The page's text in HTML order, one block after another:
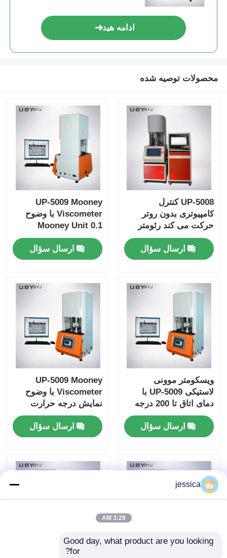
ادامه هید
محصولات توصیه شده
UP-5008 کنترل
کامپیوتری بدون روتر
حرکت می کند رئومتر
برای لاستیک با وضوح
0.01 ° C
ارسال سؤال
UP-5009 Mooney
Viscometer با وضوح
0.1 Mooney Unit
Torque و کنترل دمای
محیط ~ 200 °C برای
آزمایش لاستیک
ارسال سؤال
ویسکومتر موونی
لاستیکی UP-5009 با
دمای اتاق تا 200 درجه
سانتیگراد، ساخت فولاد
ضد زنگ آینه ای و ثبات
حدود 210 کیلوگرم
ارسال سؤال
UP-5009 Mooney
Viscometer با وضوح
نمایش درجه حرارت
0.01 °C و سرعت روتور
2 rpm برای آزمایش
لاستیک مطابق با
GB/T 1232
ارسال سؤال
jessica
3:29 AM
Good day, what product are you looking
for?